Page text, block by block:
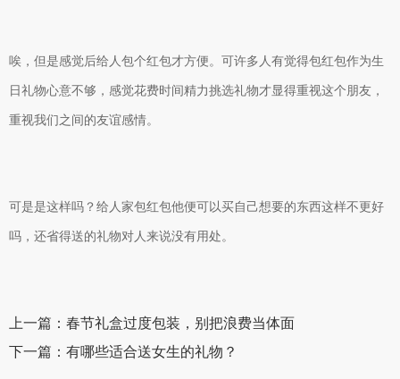
唉，但是感觉后给人包个红包才方便。可许多人有觉得包红包作为生
日礼物心意不够，感觉花费时间精力挑选礼物才显得重视这个朋友，
重视我们之间的友谊感情。
可是是这样吗？给人家包红包他便可以买自己想要的东西这样不更好
吗，还省得送的礼物对人来说没有用处。
上一篇：春节礼盒过度包装，别把浪费当体面
下一篇：有哪些适合送女生的礼物？